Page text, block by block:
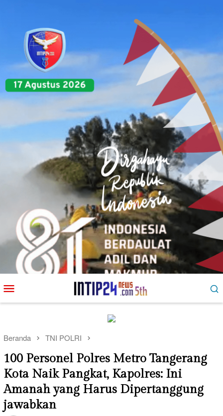
ke
kontenMobile
Beranda TNI POLRI
100 Personel Polres Metro Tangerang
Kota Naik Pangkat, Kapolres: Ini
Amanah yang Harus Dipertanggung
jawabkan